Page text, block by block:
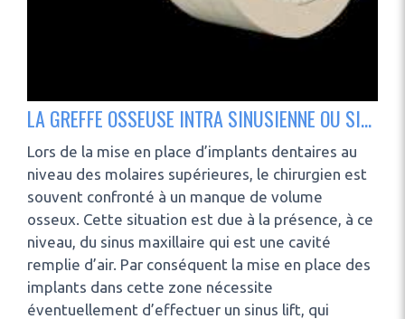
LA GREFFE OSSEUSE INTRA SINUSIENNE OU SINUS LIFT
Lors de la mise en place d’implants dentaires au
niveau des molaires supérieures, le chirurgien est
souvent confronté à un manque de volume
osseux. Cette situation est due à la présence, à ce
niveau, du sinus maxillaire qui est une cavité
remplie d’air. Par conséquent la mise en place des
implants dans cette zone nécessite
éventuellement d’effectuer un sinus lift, qui